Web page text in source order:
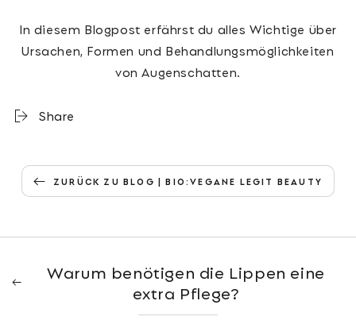
In diesem Blogpost erfährst du alles Wichtige über
Ursachen, Formen und Behandlungsmöglichkeiten
von Augenschatten.
Share
ZURÜCK ZU BLOG | BIO:VEGANE LEGIT BEAUTY
Warum benötigen die Lippen eine
extra Pflege?